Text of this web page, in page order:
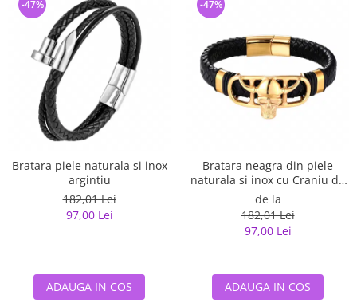
Bratara piele naturala si inox
argintiu
182,01 Lei
97,00 Lei
-47%
ADAUGA IN COS
Bratara neagra din piele
naturala si inox cu Craniu de
Viking
de la
182,01 Lei
97,00 Lei
-47%
ADAUGA IN COS